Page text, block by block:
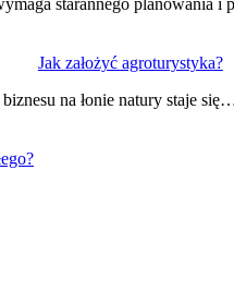
starannego planowania
Jak założyć agroturystyka?
na łonie natury staje